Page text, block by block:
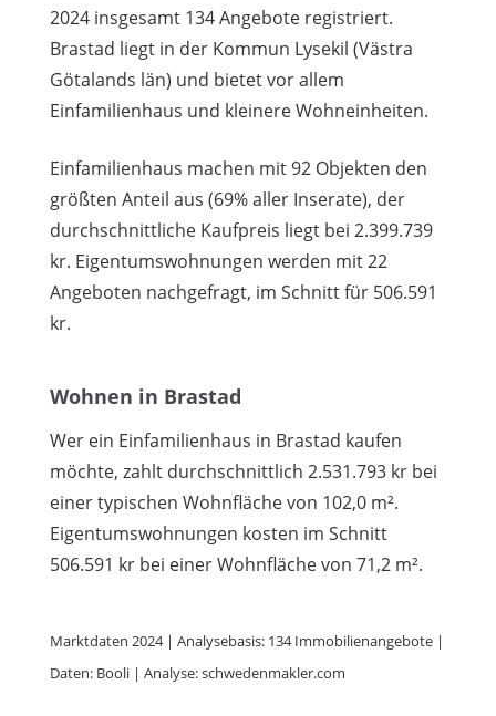
2024 insgesamt 134 Angebote registriert.
Brastad liegt in der Kommun Lysekil (Västra
Götalands län) und bietet vor allem
Einfamilienhaus und kleinere Wohneinheiten.
Einfamilienhaus machen mit 92 Objekten den
größten Anteil aus (69% aller Inserate), der
durchschnittliche Kaufpreis liegt bei 2.399.739
kr. Eigentumswohnungen werden mit 22
Angeboten nachgefragt, im Schnitt für 506.591
kr.
Wohnen in Brastad
Wer ein Einfamilienhaus in Brastad kaufen
möchte, zahlt durchschnittlich 2.531.793 kr bei
einer typischen Wohnfläche von 102,0 m².
Eigentumswohnungen kosten im Schnitt
506.591 kr bei einer Wohnfläche von 71,2 m².
Marktdaten 2024 | Analysebasis: 134 Immobilienangebote |
Daten: Booli | Analyse: schwedenmakler.com